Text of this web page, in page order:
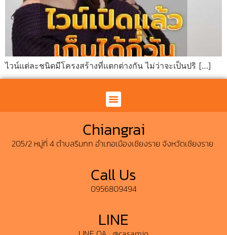
ไวน์เเต่ละชนิดมีโครงสร้างที่เเตกต่างกัน ไม่ว่าจะเป็นปริ […]
Chiangrai
205/2 หมู่ที่ 4 ตำบลริมกก อำเภอเมืองเชียงราย จังหวัดเชียงราย ​
Call Us
0956809494
LINE